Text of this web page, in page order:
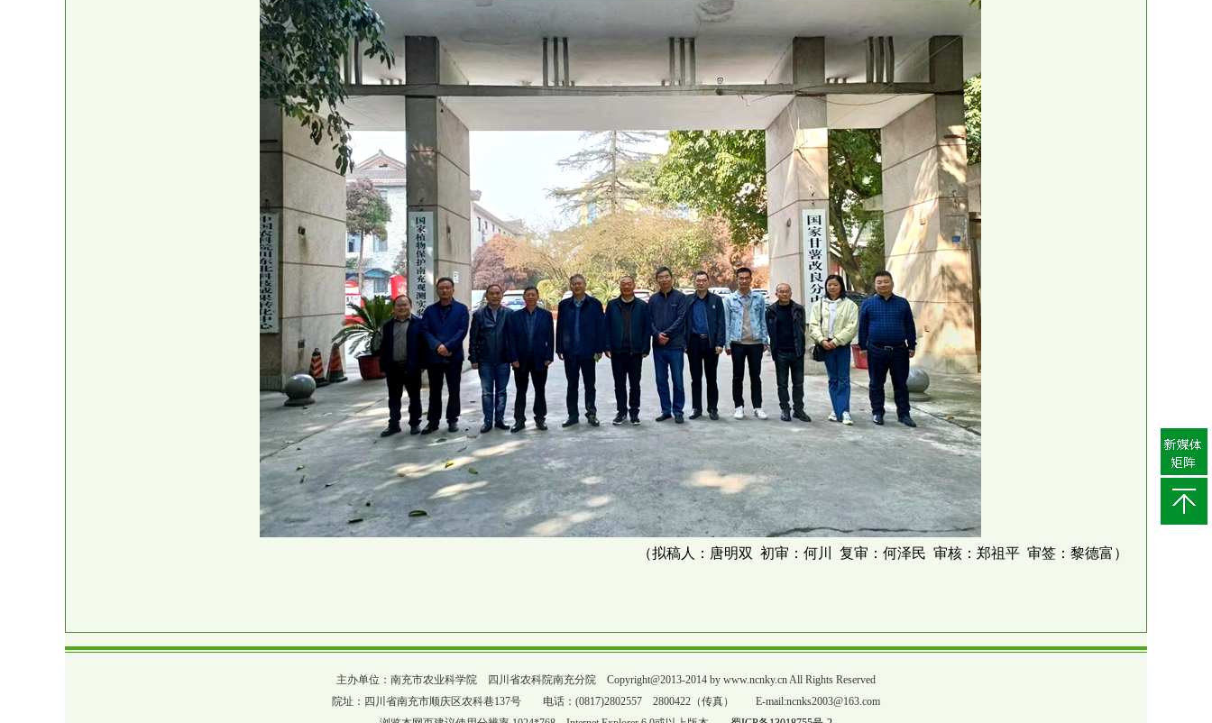
（拟稿人：唐明双 初审：何川 复审：何泽民 审核：郑祖平 审签：黎德富）
主办单位：南充市农业科学院 四川省农科院南充分院 Copyright@2013-2014 by www.ncnky.cn All Rights Reserved
院址：四川省南充市顺庆区农科巷137号 电话：(0817)2802557 2800422（传真） E-mail:ncnks2003@163.com